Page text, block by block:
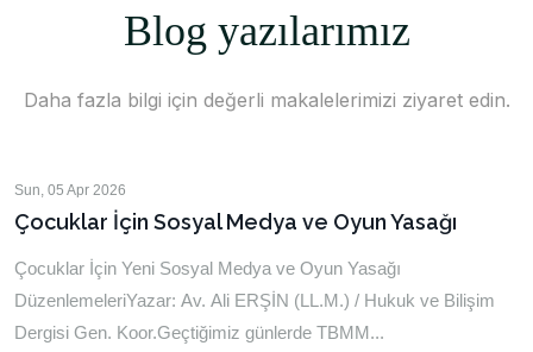
Blog yazılarımız
Daha fazla bilgi için değerli makalelerimizi ziyaret edin.
Sun, 05 Apr 2026
Çocuklar İçin Sosyal Medya ve Oyun Yasağı
Çocuklar İçin Yeni Sosyal Medya ve Oyun Yasağı
DüzenlemeleriYazar: Av. Ali ERŞİN (LL.M.) / Hukuk ve Bilişim
Dergisi Gen. Koor.Geçtiğimiz günlerde TBMM...